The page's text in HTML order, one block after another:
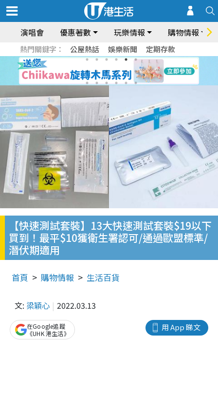
演唱會 優惠著數 玩樂情報 購物情報
熱門關鍵字： 公屋熱話 娛樂新聞 定期存款
【快速測試套裝】13大快速測試套裝$19以下
買到！最平$10獲衛生署認可/通過歐盟標準/
潛伏期適用
首頁 購物情報 生活百貨
文: 梁穎心 2022.03.13
用 App 睇文
在Google追蹤
《UHK 港生活》